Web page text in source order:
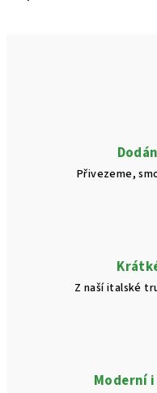
Přivezeme,
Z naší italské
Moderní